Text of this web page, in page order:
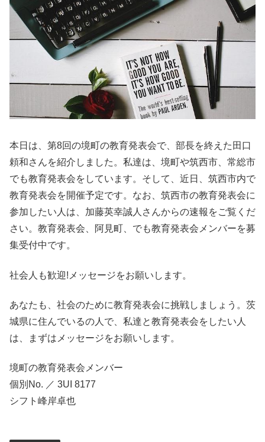
本日は、第8回の境町の教育発表会で、部長を終えた田口
頼和さんを紹介しました。私達は、境町や筑西市、常総市
でも教育発表会をしています。そして、近日、筑西市内で
教育発表会を開催予定です。なお、筑西市の教育発表会に
参加したい人は、加藤英幸誠人さんからの速報をご覧くだ
さい。教育発表会、阿見町、でも教育発表会メンバーを募
集受付中です。
社会人も歓迎!メッセージをお願いします。
あなたも、社会のために教育発表会に挑戦しましょう。茨
城県に住んでいるの人で、私達と教育発表会をしたい人
は、まずはメッセージをお願いします。
境町の教育発表会メンバー
個別No. ／ 3UI 8177
シフト峰岸卓也